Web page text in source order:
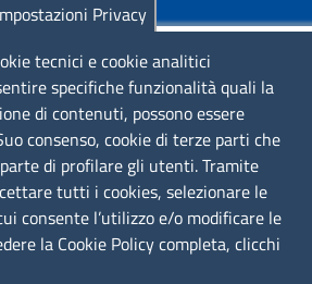
Roma
DA
Privacy
tecnici e cookie analitici
specifiche funzionalità quali la
di contenuti, possono essere
consenso, cookie di terze parti che
di profilare gli utenti. Tramite
tutti i cookies, selezionare le
consente l’utilizzo e/o modificare le
la Cookie Policy completa, clicchi